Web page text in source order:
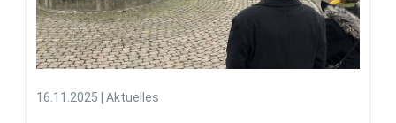
16.11.2025 Aktuelles